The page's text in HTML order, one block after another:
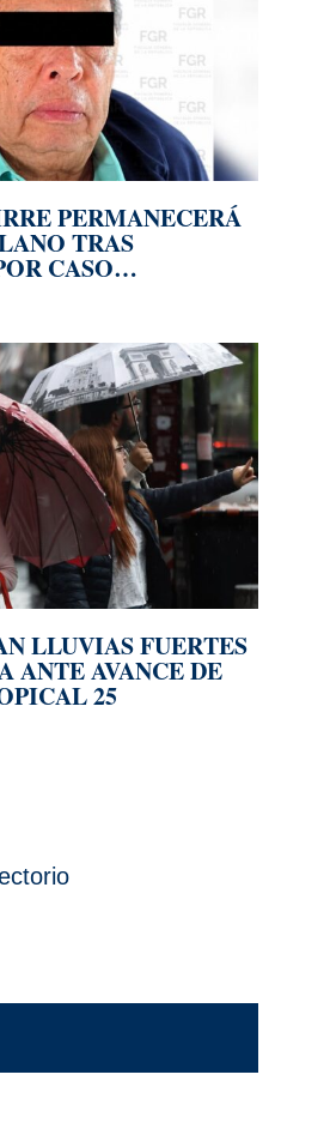
PERMANECERÁ
TRAS
CASO
LLUVIAS FUERTES
ANTE AVANCE DE
25